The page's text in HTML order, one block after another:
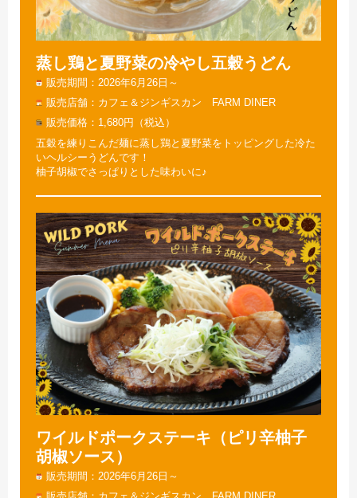
蒸し鶏と夏野菜の冷やし五穀うどん
販売期間
2026年6月26日～
販売店舗
カフェ＆ジンギスカン FARM DINER
販売価格
1,680円（税込）
五穀を練りこんだ麺に蒸し鶏と夏野菜をトッピングした冷た
いヘルシーうどんです！
柚子胡椒でさっぱりとした味わいに♪
ワイルドポークステーキ（ピリ辛柚子
胡椒ソース）
販売期間
2026年6月26日～